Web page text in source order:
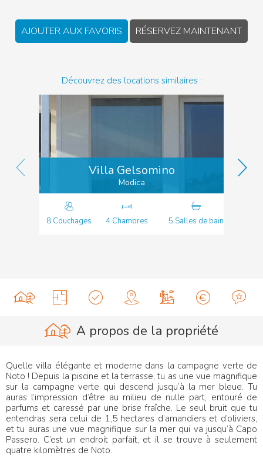
AJOUTER AUX FAVORIS RÉSERVEZ MAINTENANT
Découvrez des locations similaires :
Villa Gelsomino
Modica
8 Couchages 4 Chambres 5 Salles de bain
A propos de la propriété
Quelle villa élégante et moderne dans la campagne verte de
Noto ! Depuis la piscine et la terrasse, tu as une vue magnifique
sur la campagne verte qui descend jusqu’à la mer bleue. Tu
auras l’impression d’être au milieu de nulle part, entouré de
parfums et caressé par une brise fraîche. Le seul bruit que tu
entendras sera celui de 1,5 hectares d’amandiers et d’oliviers,
et tu auras une vue magnifique sur la mer qui va jusqu’à Capo
Passero. C’est un endroit parfait, et il se trouve à seulement
quatre kilomètres de Noto.